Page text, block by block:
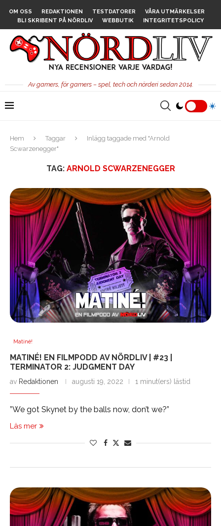
OM OSS REDAKTIONEN TESTDATORER
VÅRA UTMÄRKELSER
BLI SKRIBENT PÅ NÖRDLIV
WEBBUTIK INTEGRITETSPOLICY
Av gamers, för gamers – spel, tech och nörderi sedan 2014.
Hem Taggar
Inlägg taggade med "Arnold
Scwarzenegger"
TAG: ARNOLD SCWARZENEGGER
Matiné!
MATINÉ! EN FILMPODD AV NÖRDLIV | #23 |
TERMINATOR 2: JUDGMENT DAY
av Redaktionen augusti 19, 2022 1 minut(ers) lästid
”We got Skynet by the balls now, don’t we?”
Läs mer